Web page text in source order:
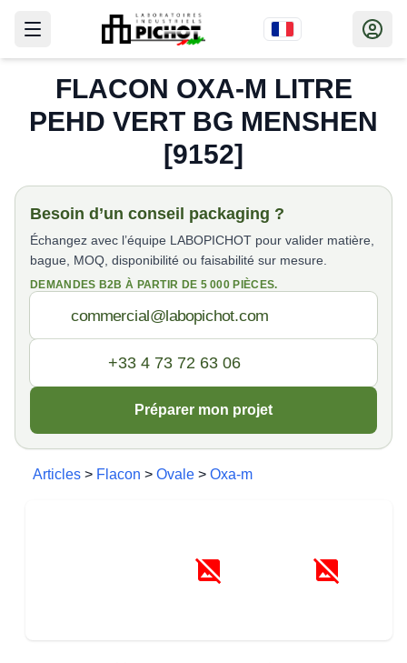
FLACON OXA-M LITRE
PEHD VERT BG MENSHEN
[9152]
Besoin d’un conseil packaging ?
Échangez avec l’équipe LABOPICHOT pour valider matière,
bague, MOQ, disponibilité ou faisabilité sur mesure.
DEMANDES B2B À PARTIR DE 5 000 PIÈCES.
Préparer mon projet
Articles > Flacon > Ovale > Oxa-m